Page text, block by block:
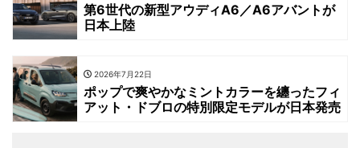
第6世代の新型アウディA6／A6アバントが
日本上陸
2026年7月22日
ポップで爽やかなミントカラーを纏ったフィ
アット・ドブロの特別限定モデルが日本発売